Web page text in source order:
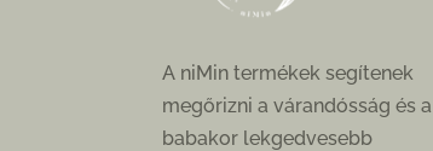
A niMin termékek segítenek
megőrizni a várandósság és a
babakor lekgedvesebb